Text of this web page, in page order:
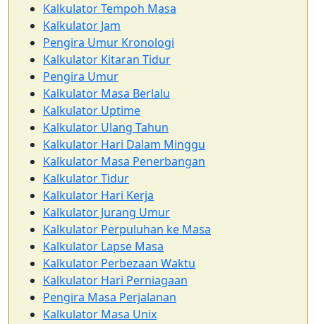
Kalkulator Tempoh Masa
Kalkulator Jam
Pengira Umur Kronologi
Kalkulator Kitaran Tidur
Pengira Umur
Kalkulator Masa Berlalu
Kalkulator Uptime
Kalkulator Ulang Tahun
Kalkulator Hari Dalam Minggu
Kalkulator Masa Penerbangan
Kalkulator Tidur
Kalkulator Hari Kerja
Kalkulator Jurang Umur
Kalkulator Perpuluhan ke Masa
Kalkulator Lapse Masa
Kalkulator Perbezaan Waktu
Kalkulator Hari Perniagaan
Pengira Masa Perjalanan
Kalkulator Masa Unix